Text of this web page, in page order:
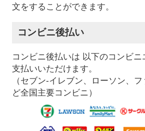
文をすることができます。
コンビニ後払い
コンビニ後払いは 以下のコンビニ
支払いいただけます。
（セブン-イレブン、ローソン、
ど全国主要コンビニ）